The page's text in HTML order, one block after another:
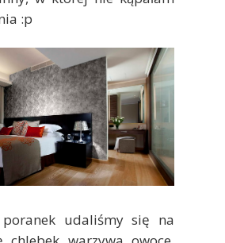
:p
udaliśmy się na